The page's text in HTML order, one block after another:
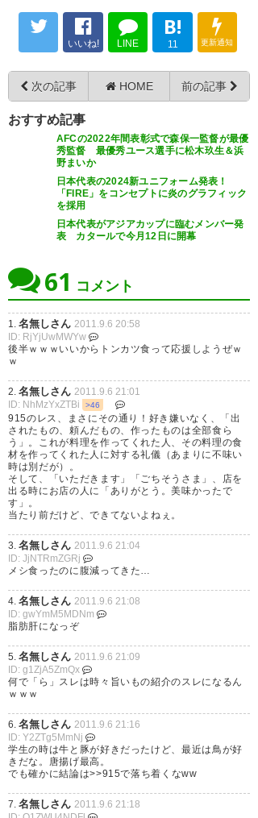
いいね! LINE
B!
11 更新通知
次の記事 HOME 前の記事
おすすめ記事
AFCの2022年間表彰式で森保一監督が最優
秀監督 最優秀ユース選手に松木玖生＆浜
野まいか
日本代表の2024新ユニフォーム発表！
「FIRE」をコンセプトに炎のグラフィック
を採用
日本代表がアジアカップに臨むメンバー発
表 カタールで今月12日に開幕
61 コメント
1. 名無しさん 2011.9.6 20:58
ID: RjYjUwMWYw
後半ｗｗｗいいからトンカツ食って応援しようぜｗ
ｗ
2. 名無しさん 2011.9.6 21:01
ID: NhMzYxZTBi
>46
915のレス、まさにその通り！好き嫌いなく、「出
されたもの、頼んだもの、作ったものは全部食ら
う」。これが料理を作ってくれた人、その料理の食
材を作ってくれた人に対する礼儀（あまりに不味い
時は別だが）。
そして、「いただきます」「ごちそうさま」、店を
出る時にお店の人に「ありがとう。美味かったで
す」。
当たり前だけど、できてないよねぇ。
3. 名無しさん 2011.9.6 21:04
ID: JjNTRmZGRj
メシ食ったのに腹減ってきた…
4. 名無しさん 2011.9.6 21:08
ID: gwYmM5MDNm
脂肪肝になっぞ
5. 名無しさん 2011.9.6 21:09
ID: g1ZjA5ZmQx
何で「ら」スレは時々旨いもの紹介のスレになるん
ｗｗｗ
6. 名無しさん 2011.9.6 21:16
ID: Y2ZTg5MmNj
学生の時は牛と豚が好きだったけど、最近は鳥が好
きだな。唐揚げ最高。
でも確かに結論は>>915で落ち着くなww
7. 名無しさん 2011.9.6 21:18